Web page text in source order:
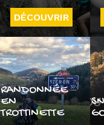
DÉCOUVRIR
RANDONNÉE
EN
TROTTINETTE